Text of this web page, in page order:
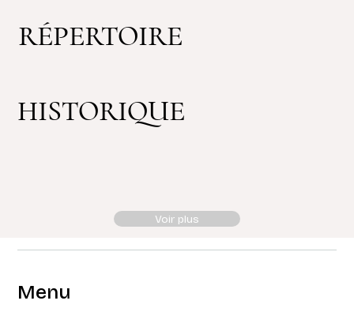
RÉPERTOIRE
HISTORIQUE
Voir plus
Menu